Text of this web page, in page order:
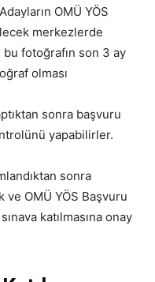
OMÜ YÖS
merkezlerde
bu fotoğrafın son 3 ay
olması
sonra başvuru
yapabilirler.
sonra
ve OMÜ YÖS Başvuru
katılmasına onay